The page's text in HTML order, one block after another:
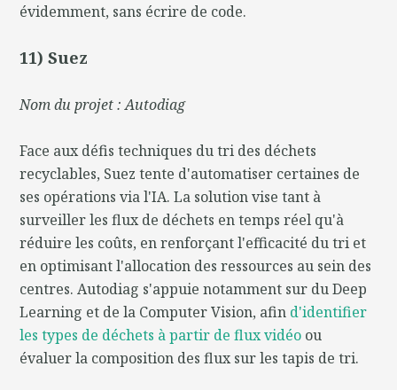
évidemment, sans écrire de code.
11) Suez
Nom du projet : Autodiag
Face aux défis techniques du tri des déchets
recyclables, Suez tente d'automatiser certaines de
ses opérations via l'IA. La solution vise tant à
surveiller les flux de déchets en temps réel qu'à
réduire les coûts, en renforçant l'efficacité du tri et
en optimisant l'allocation des ressources au sein des
centres. Autodiag s'appuie notamment sur du Deep
Learning et de la Computer Vision, afin d'identifier
les types de déchets à partir de flux vidéo ou
évaluer la composition des flux sur les tapis de tri.